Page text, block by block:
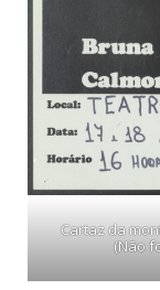
Cartaz da
(Não